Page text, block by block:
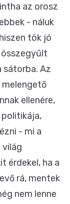
az orosz
- náluk
tök jó
sátorba. Az
ellenére,
- mi a
világ
érdekel, ha a
rá, mentek
nem lenne